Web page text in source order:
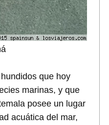
que hoy
marinas, y que
posee un lugar
acuática del mar,